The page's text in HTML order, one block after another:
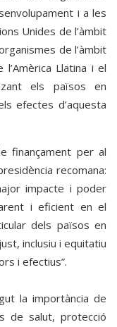
i a les
Unides de l’àmbit
de l’àmbit
Llatina i el
els països en
efectes d’aquesta
finançament per al
recomana:
impacte i poder
i eficient en el
dels països en
inclusiu i equitatiu
i efectius”.
la importància de
de salut, protecció